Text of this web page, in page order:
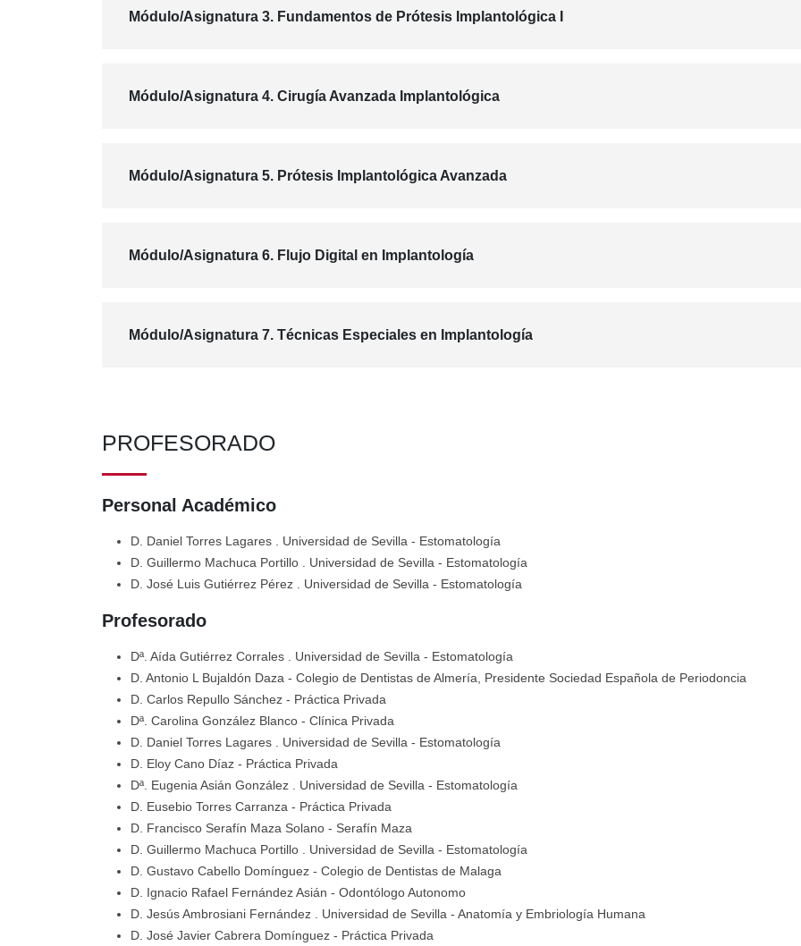
Módulo/Asignatura 3. Fundamentos de Prótesis Implantológica I
Módulo/Asignatura 4. Cirugía Avanzada Implantológica
Módulo/Asignatura 5. Prótesis Implantológica Avanzada
Módulo/Asignatura 6. Flujo Digital en Implantología
Módulo/Asignatura 7. Técnicas Especiales en Implantología
PROFESORADO
Personal Académico
D. Daniel Torres Lagares . Universidad de Sevilla - Estomatología
D. Guillermo Machuca Portillo
. Universidad de Sevilla - Estomatología
D. José Luis Gutiérrez Pérez
. Universidad de Sevilla - Estomatología
Profesorado
Dª. Aída Gutiérrez Corrales . Universidad de Sevilla - Estomatología
D. Antonio L Bujaldón Daza - Colegio de Dentistas de Almería, Presidente Sociedad Española de Periodoncia
D. Carlos Repullo Sánchez - Práctica Privada
Dª. Carolina González Blanco - Clínica Privada
D. Daniel Torres Lagares
. Universidad de Sevilla - Estomatología
D. Eloy Cano Díaz - Práctica Privada
Dª. Eugenia Asián González
. Universidad de Sevilla - Estomatología
D. Eusebio Torres Carranza - Práctica Privada
D. Francisco Serafín Maza Solano - Serafín Maza
D. Guillermo Machuca Portillo
. Universidad de Sevilla - Estomatología
D. Gustavo Cabello Domínguez - Colegio de Dentistas de Malaga
D. Ignacio Rafael Fernández Asián - Odontólogo Autonomo
D. Jesús Ambrosiani Fernández
. Universidad de Sevilla - Anatomía y Embriología Humana
D. José Javier Cabrera Domínguez - Práctica Privada